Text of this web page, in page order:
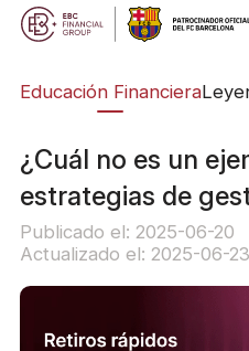
Educación Financiera
¿Cuál no es un
estrategias de
Publicado el: 2025-06-20
Actualizado el: 2025-06-23